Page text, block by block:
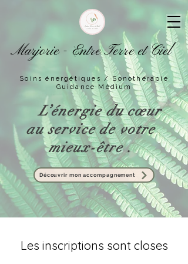
Marjorie - Entre Terre et Ciel
Soins énergétiques / Sonothérapie
Guidance Médium
L’énergie du cœur
au service de votre
mieux-être .
Découvrir mon accompagnement
Les inscriptions sont closes